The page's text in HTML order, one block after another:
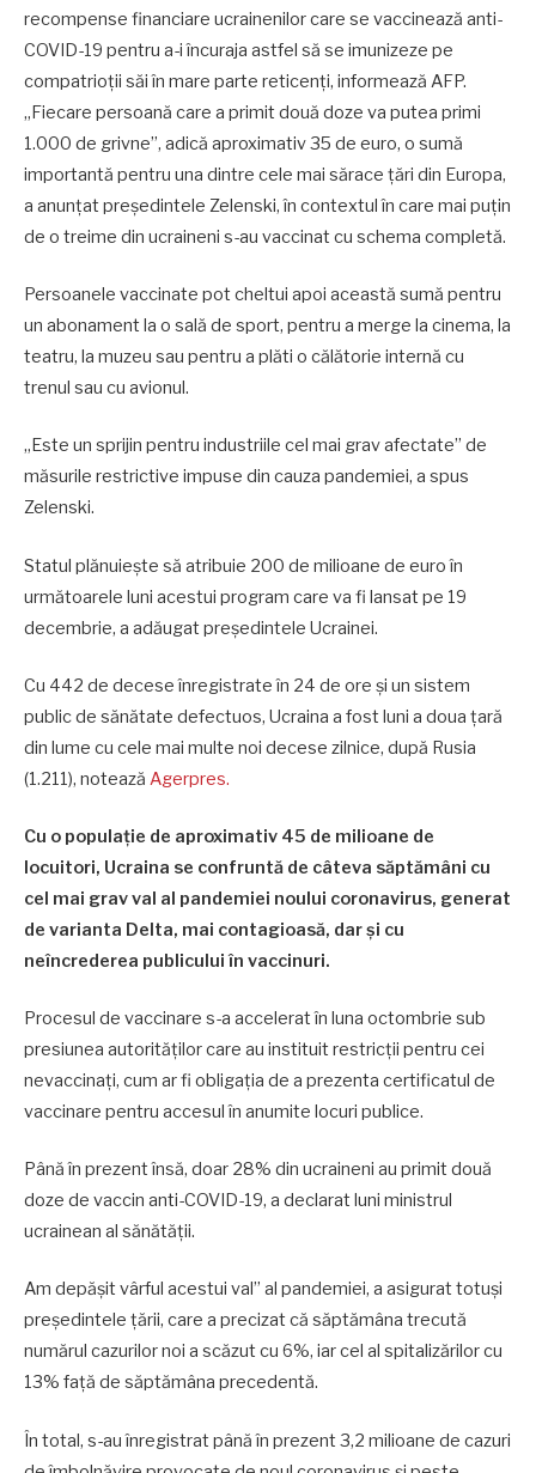
recompense financiare ucrainenilor care se vaccinează anti-
COVID-19 pentru a-i încuraja astfel să se imunizeze pe
compatrioţii săi în mare parte reticenţi, informează AFP.
„Fiecare persoană care a primit două doze va putea primi
1.000 de grivne”, adică aproximativ 35 de euro, o sumă
importantă pentru una dintre cele mai sărace ţări din Europa,
a anunţat preşedintele Zelenski, în contextul în care mai puţin
de o treime din ucraineni s-au vaccinat cu schema completă.
Persoanele vaccinate pot cheltui apoi această sumă pentru
un abonament la o sală de sport, pentru a merge la cinema, la
teatru, la muzeu sau pentru a plăti o călătorie internă cu
trenul sau cu avionul.
„Este un sprijin pentru industriile cel mai grav afectate” de
măsurile restrictive impuse din cauza pandemiei, a spus
Zelenski.
Statul plănuieşte să atribuie 200 de milioane de euro în
următoarele luni acestui program care va fi lansat pe 19
decembrie, a adăugat preşedintele Ucrainei.
Cu 442 de decese înregistrate în 24 de ore şi un sistem
public de sănătate defectuos, Ucraina a fost luni a doua ţară
din lume cu cele mai multe noi decese zilnice, după Rusia
(1.211), notează Agerpres.
Cu o populaţie de aproximativ 45 de milioane de
locuitori, Ucraina se confruntă de câteva săptămâni cu
cel mai grav val al pandemiei noului coronavirus, generat
de varianta Delta, mai contagioasă, dar şi cu
neîncrederea publicului în vaccinuri.
Procesul de vaccinare s-a accelerat în luna octombrie sub
presiunea autorităţilor care au instituit restricţii pentru cei
nevaccinaţi, cum ar fi obligaţia de a prezenta certificatul de
vaccinare pentru accesul în anumite locuri publice.
Până în prezent însă, doar 28% din ucraineni au primit două
doze de vaccin anti-COVID-19, a declarat luni ministrul
ucrainean al sănătăţii.
Am depăşit vârful acestui val” al pandemiei, a asigurat totuşi
preşedintele ţării, care a precizat că săptămâna trecută
numărul cazurilor noi a scăzut cu 6%, iar cel al spitalizărilor cu
13% faţă de săptămâna precedentă.
În total, s-au înregistrat până în prezent 3,2 milioane de cazuri